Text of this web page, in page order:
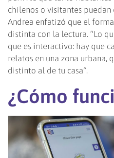
chilenos o visitantes puedan
Andrea enfatizó que el
distinta con la lectura. “Lo
que es interactivo: hay que
relatos en una zona urbana,
distinto al de tu casa”.
¿Cómo